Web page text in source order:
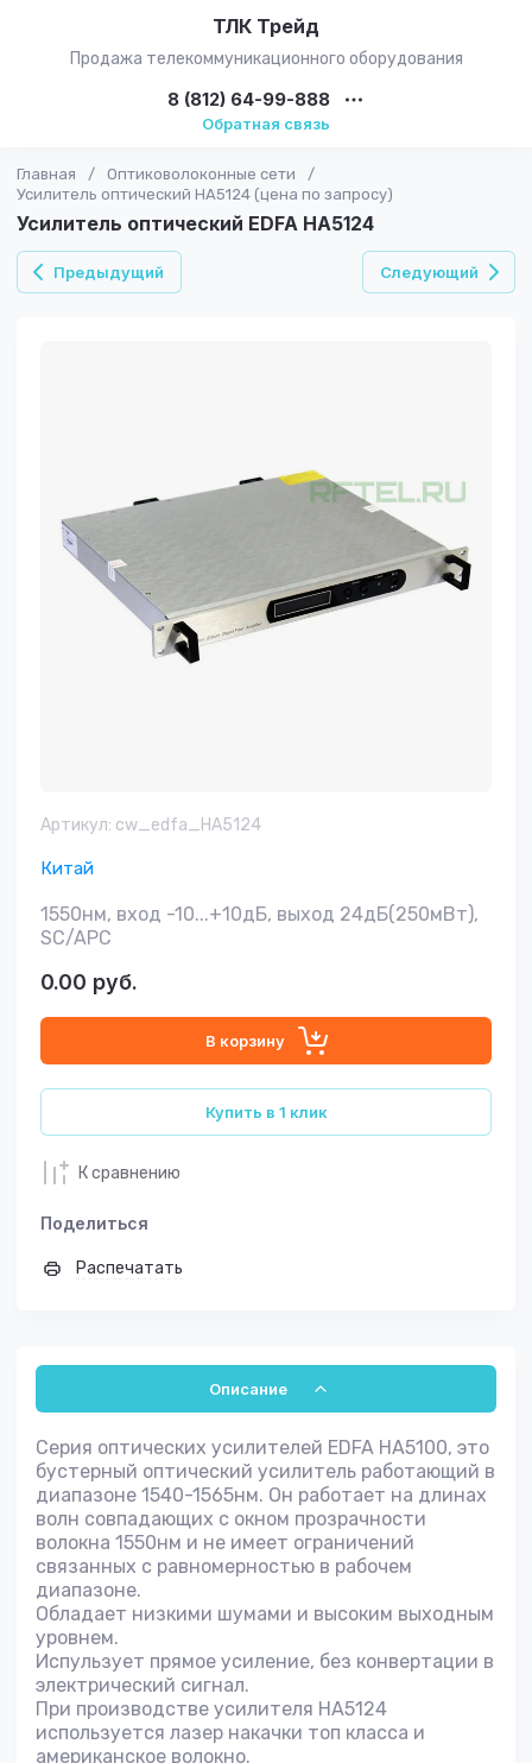
ТЛК Трейд
Продажа телекоммуникационного оборудования
8 (812) 64-99-888
Обратная связь
Главная / Оптиковолоконные сети
/
Усилитель оптический HA5124 (цена по запросу)
Усилитель оптичеcкий EDFA HA5124
Предыдущий Следующий
Артикул: cw_edfa_HA5124
Китай
1550нм, вход -10...+10дБ, выход 24дБ(250мВт),
SC/APC
0.00 руб.
В корзину
Купить в 1 клик
К сравнению
Поделиться
Распечатать
Описание
Серия оптических усилителей EDFA HA5100, это
бустерный оптический усилитель работающий в
диапазоне 1540-1565нм. Он работает на длинах
волн совпадающих с окном прозрачности
волокна 1550нм и не имеет ограничений
связанных с равномерностью в рабочем
диапазоне.
Обладает низкими шумами и высоким выходным
уровнем.
Испульзует прямое усиление, без конвертации в
электрический сигнал.
При производстве усилителя HA5124
используется лазер накачки топ класса и
американское волокно.